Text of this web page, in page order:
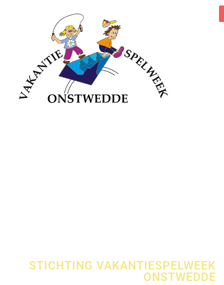
STICHTING VAKANTIESPELWEEK
ONSTWEDDE